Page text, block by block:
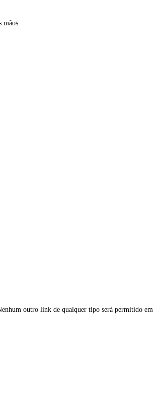
outro link de qualquer tipo será permitido em